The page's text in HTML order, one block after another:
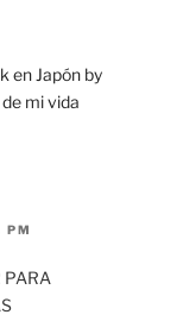
en Japón by
mi vida
PM
PARA